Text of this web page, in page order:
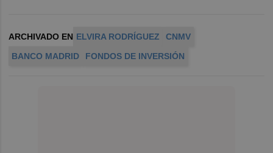
ARCHIVADO EN ELVIRA RODRÍGUEZ
CNMV
BANCO MADRID
FONDOS DE INVERSIÓN